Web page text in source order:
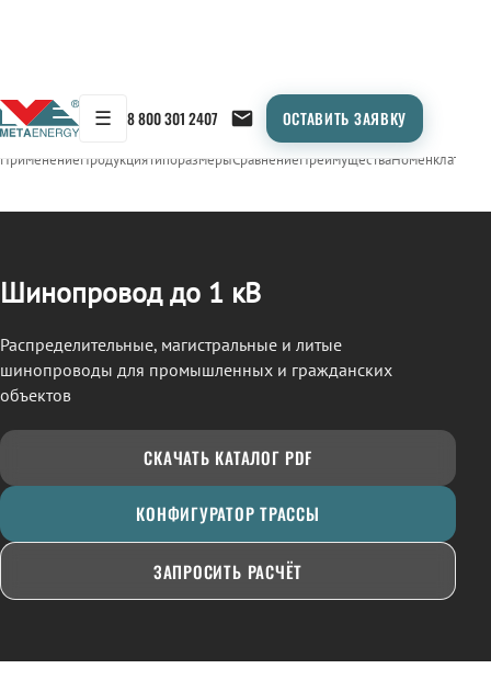
☰ 8 800 301 2407 ОСТАВИТЬ ЗАЯВКУ
← Продукция/ШИНОПРОВОД
ПрименениеПродукцияТипоразмерыСравнениеПреимуществаНоменклатура
Шинопровод до 1 кВ
Распределительные, магистральные и литые
шинопроводы для промышленных и гражданских
объектов
СКАЧАТЬ КАТАЛОГ PDF
КОНФИГУРАТОР ТРАССЫ
ЗАПРОСИТЬ РАСЧЁТ